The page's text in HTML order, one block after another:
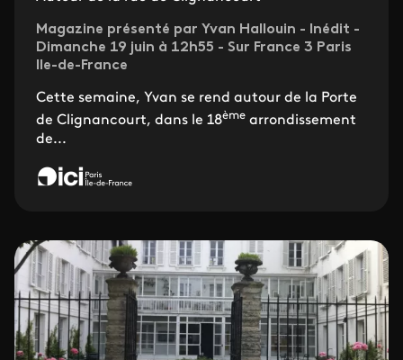
Magazine présenté par Yvan Hallouin - Inédit -
Dimanche 19 juin à 12h55 - Sur France 3 Paris
Ile-de-France
Cette semaine, Yvan se rend autour de la Porte
de Clignancourt, dans le 18ème arrondissement
de...